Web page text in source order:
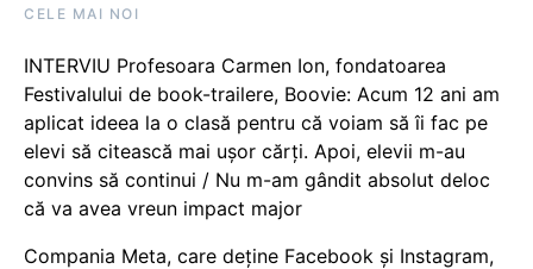
CELE MAI NOI
INTERVIU Profesoara Carmen Ion, fondatoarea
Festivalului de book-trailere, Boovie: Acum 12 ani am
aplicat ideea la o clasă pentru că voiam să îi fac pe
elevi să citească mai ușor cărți. Apoi, elevii m-au
convins să continui / Nu m-am gândit absolut deloc
că va avea vreun impact major
Compania Meta, care deține Facebook și Instagram,